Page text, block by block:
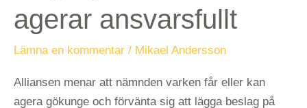
agerar ansvarsfullt
Lämna en kommentar / Mikael Andersson
Alliansen menar att nämnden varken får eller kan
agera gökunge och förvänta sig att lägga beslag på